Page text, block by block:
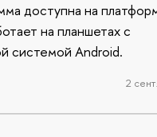
доступна на
на планшетах с
системой Android.
2